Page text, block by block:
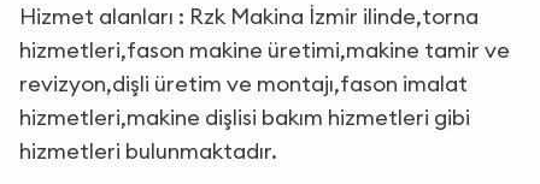
Hizmet alanları : Rzk Makina İzmir ilinde,torna
hizmetleri,fason makine üretimi,makine tamir ve
revizyon,dişli üretim ve montajı,fason imalat
hizmetleri,makine dişlisi bakım hizmetleri gibi
hizmetleri bulunmaktadır.